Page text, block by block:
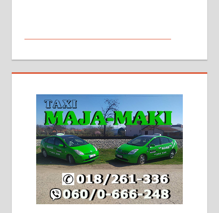
На продају кућа у Алексинцу,
стамбене целине једна уз другу.
2х150м2, две гараже, централно
грејање на гас и дрва. Две
адресе. 063/71-74-023
Издајем комплетно опремљену
халу на Житковачком путу, на
плацу површине око 7 ари.
064/321-80-51; 063/102-35-25